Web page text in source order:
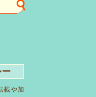
ー
載や加